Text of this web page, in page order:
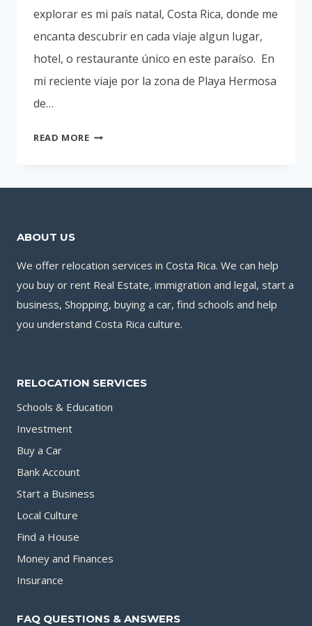
explorar es mi país natal, Costa Rica, donde me
encanta descubrir en cada viaje algun lugar,
hotel, o restaurante único en este paraíso. En
mi reciente viaje por la zona de Playa Hermosa
de…
READ MORELE
GASTRONOMÍA
COSTA
RICA
ABOUT US
We offer relocation services in Costa Rica. We can help
you buy or rent Real Estate, immigration and legal, start a
business, Shopping, buying a car, find schools and help
you understand Costa Rica culture.
RELOCATION SERVICES
Schools & Education
Investment
Buy a Car
Bank Account
Start a Business
Local Culture
Find a House
Money and Finances
Insurance
FAQ QUESTIONS & ANSWERS